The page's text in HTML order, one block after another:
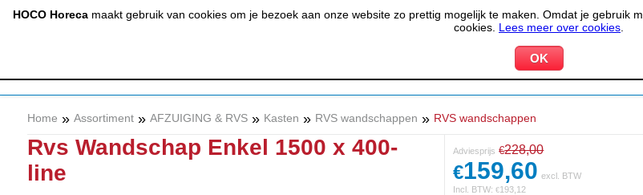
HOCO Horecamaakt gebruik van cookies om je bezoek aan onze website zo prettig mogelijk te maken. Omdat je gebruik
cookies. Lees meer over cookies
(020) 497 6325 info@hocohoreca.nl
KOELEN &
Home » Assortiment » AFZUIGING & RVS » Kasten » RVS wandschappen » RVS wandschappen
Rvs Wandschap Enkel 1500 x 400-
line
Adviesprijs €228,00
€159,60 excl. BTW
Incl. BTW:€193,12